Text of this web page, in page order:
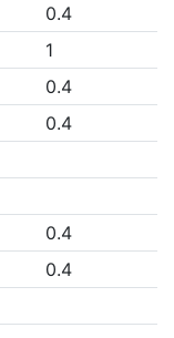
0.4
1
0.4
0.4
0.4
0.4